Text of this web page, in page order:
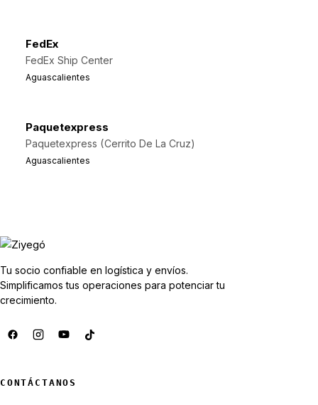
FedEx
FedEx Ship Center
Aguascalientes
Paquetexpress
Paquetexpress (Cerrito De La Cruz)
Aguascalientes
Tu socio confiable en logística y envíos.
Simplificamos tus operaciones para potenciar tu
crecimiento.
CONTÁCTANOS